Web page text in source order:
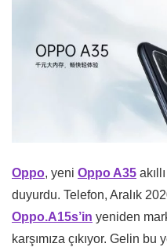
Oppo, yeni Oppo A35
duyurdu. Telefon, Aralık
Oppo.A15s’in yeniden
karşımıza çıkıyor. Gelin